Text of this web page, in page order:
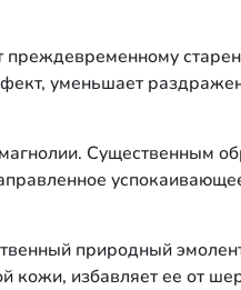
преждевременному
уменьшает
Существенным
природный
кожи, избавляет ее от